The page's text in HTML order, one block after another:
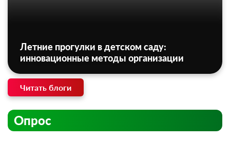
Летние прогулки в детском саду:
инновационные методы организации
Читать блоги
Опрос